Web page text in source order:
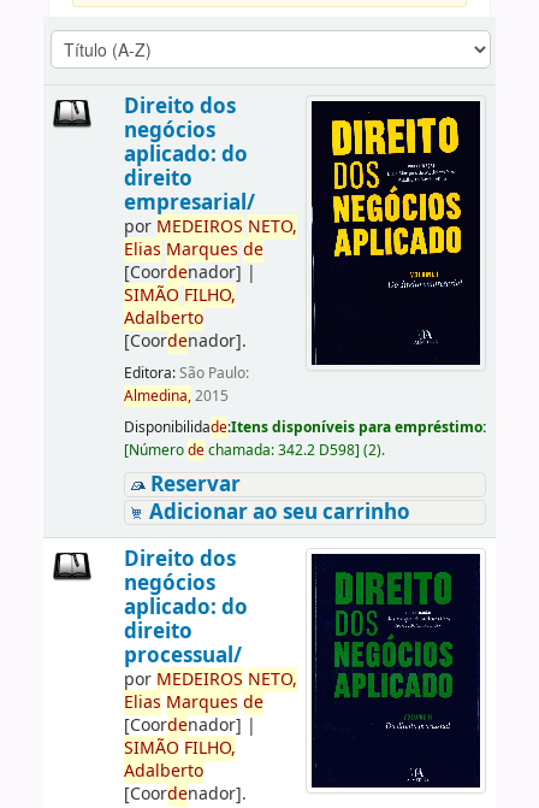
Direito dos
negócios
aplicado: do
direito
empresarial/
por MEDEIROS NETO,
Elias Marques de
[Coordenador] |
SIMÃO FILHO,
Adalberto
[Coordenador].
Editora:São Paulo:
Almedina,2015
Disponibilidade:Itens disponíveis para empréstimo:
[Númerodechamada:342.2 D598] (2).
Reservar
Adicionar ao seu carrinho
Direito dos
negócios
aplicado: do
direito
processual/
por MEDEIROS NETO,
Elias Marques de
[Coordenador] |
SIMÃO FILHO,
Adalberto
[Coordenador].